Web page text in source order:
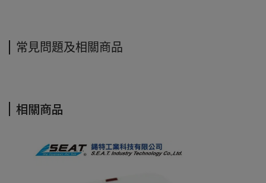
常見問題及相關商品
相關商品